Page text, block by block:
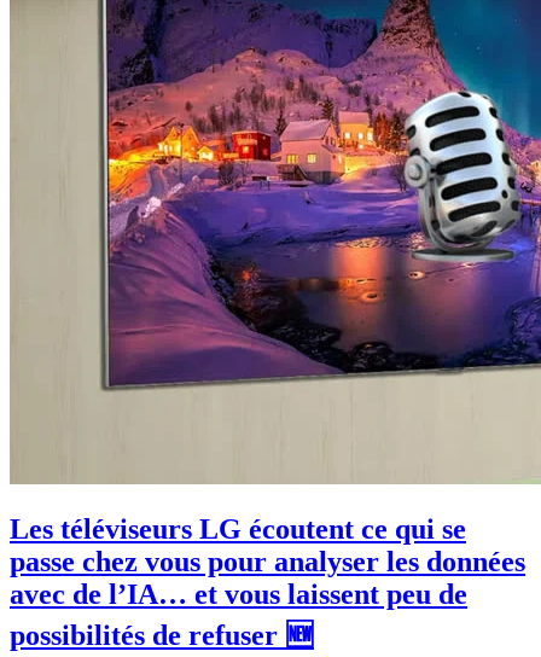
Les téléviseurs LG écoutent ce qui se
passe chez vous pour analyser les données
avec de l’IA… et vous laissent peu de
possibilités de refuser 🆕